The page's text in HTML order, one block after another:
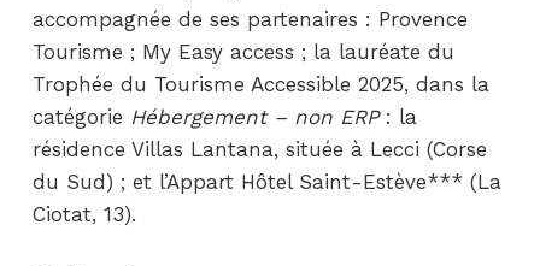
accompagnée de ses partenaires : Provence
Tourisme ; My Easy access ; la lauréate du
Trophée du Tourisme Accessible 2025, dans la
catégorie Hébergement – non ERP: la
résidence Villas Lantana, située à Lecci (Corse
du Sud) ; et l’Appart Hôtel Saint-Estève*** (La
Ciotat, 13).